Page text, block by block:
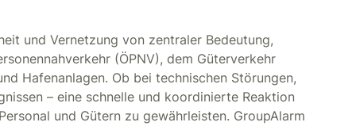
und Vernetzung von zentraler Bedeutung,
(ÖPNV), dem Güterverkehr
Hafenanlagen. Ob bei technischen Störungen,
– eine schnelle und koordinierte Reaktion
und Gütern zu gewährleisten. GroupAlarm